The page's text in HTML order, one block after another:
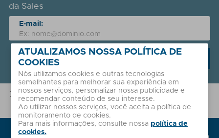
da Sales
E-mail:
A Sales coleta seu e-mail para envio de nossas dicas e novidades.
Este dado não é compartilhado com terceiros e garantimos sua
segurança com base em nossaPolítica de Privacidade.
Institucional
ATUALIZAMOS NOSSA POLÍTICA DE
COOKIES
Nós utilizamos cookies e outras tecnologias
semelhantes para melhorar sua experiência em
nossos serviços, personalizar nossa publicidade e
recomendar conteúdo de seu interesse.
Ao utilizar nossos serviços, você aceita a política de
monitoramento de cookies.
Para mais informações, consulte nossa política de
cookies.